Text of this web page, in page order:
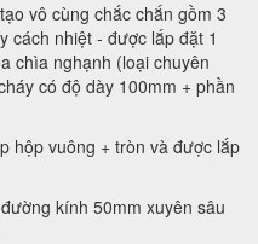
vô cùng chắc chắn gồm 3
cách nhiệt - được lắp đặt 1
chìa nghạnh (loại chuyên
có độ dày 100mm + phần
hộp vuông + tròn và được lắp
kính 50mm xuyên sâu